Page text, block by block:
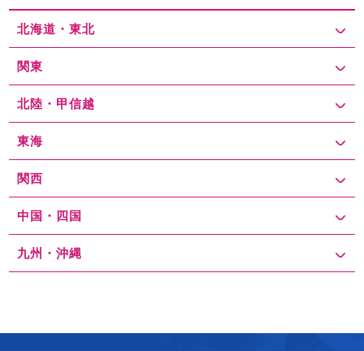
北海道・東北
関東
北陸・甲信越
東海
関西
中国・四国
九州・沖縄